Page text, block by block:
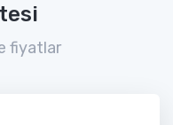
fiyatlar